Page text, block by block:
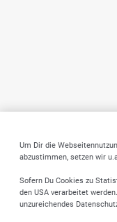
Um Dir die
abzustimmen, setzen wir
Sofern Du Cookies zu
den USA verarbeitet
unzureichendes